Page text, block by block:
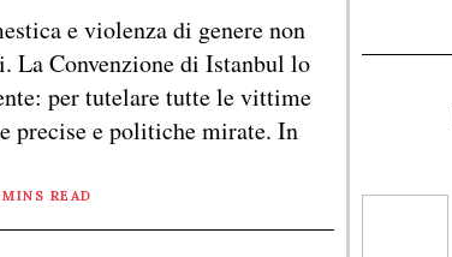
e violenza di genere non
La Convenzione di Istanbul lo
per tutelare tutte le vittime
precise e politiche mirate. In
READ